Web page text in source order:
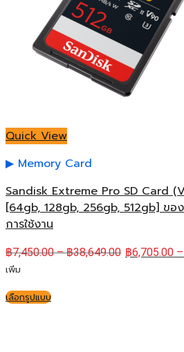
Quick View
Memory Card
Sandisk Extreme Pro SD Card
[64gb, 128gb, 256gb, 512gb] ขอ
การใช้งาน
฿7,450.00–฿38,649.00 ฿6,705.00 –
เพิ่ม
เลือกรูปแบบ